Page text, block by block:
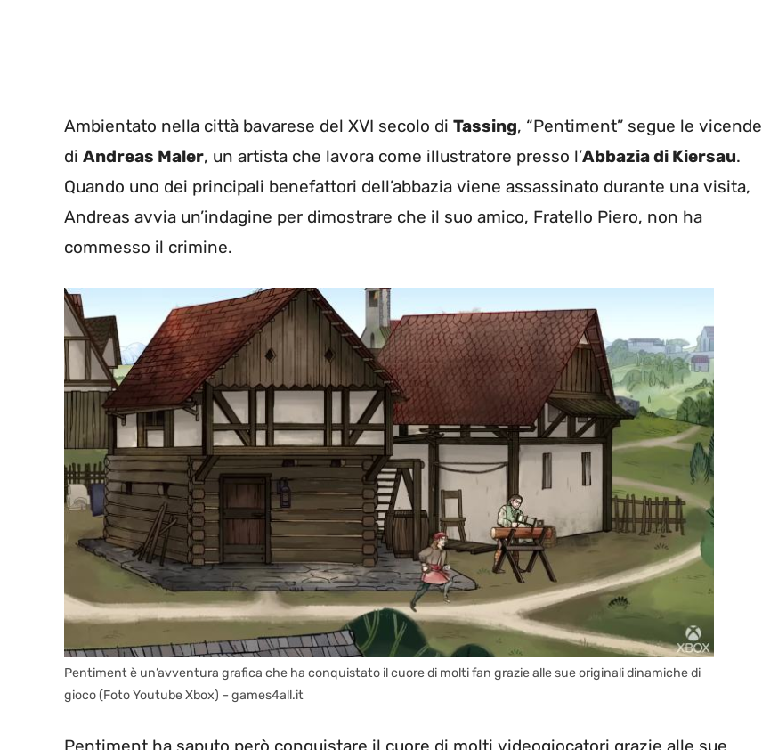
Ambientato nella città bavarese del XVI secolo di Tassing, “Pentiment” segue le vicende
di Andreas Maler, un artista che lavora come illustratore presso l’Abbazia di Kiersau.
Quando uno dei principali benefattori dell’abbazia viene assassinato durante una visita,
Andreas avvia un’indagine per dimostrare che il suo amico, Fratello Piero, non ha
commesso il crimine.
Pentiment è un’avventura grafica che ha conquistato il cuore di molti fan grazie alle sue originali dinamiche di
gioco (Foto Youtube Xbox) – games4all.it